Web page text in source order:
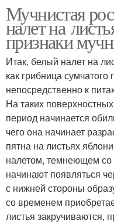
Мучнистая
налет на
признаки
Итак, белый налет на
как грибница сумчатого
непосредственно к
На таких
период начинается
чего она начинает
пятна на листьях
налетом, темнеющем со
начинают появляться
с нижней стороны
со временем
листья закручиваются,